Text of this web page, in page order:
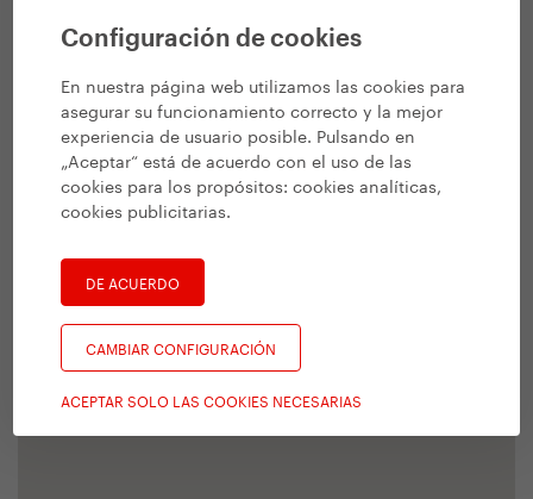
Configuración de cookies
En nuestra página web utilizamos las cookies para
asegurar su funcionamiento correcto y la mejor
experiencia de usuario posible. Pulsando en
„Aceptar“ está de acuerdo con el uso de las
cookies para los propósitos:cookies analíticas,
cookies publicitarias.
DE ACUERDO
CAMBIAR CONFIGURACIÓN
ACEPTAR SOLO LAS COOKIES NECESARIAS